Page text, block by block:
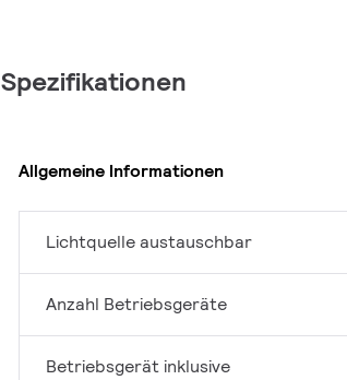
Spezifikationen
Allgemeine Informationen
Lichtquelle austauschbar
Anzahl Betriebsgeräte
Betriebsgerät inklusive